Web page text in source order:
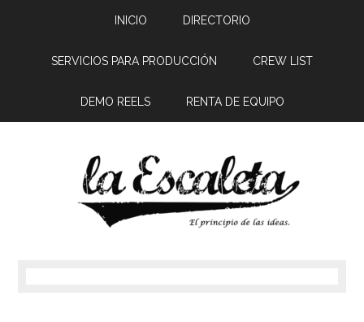
INICIO DIRECTORIO
SERVICIOS PARA PRODUCCIÓN CREW LIST
DEMO REELS RENTA DE EQUIPO